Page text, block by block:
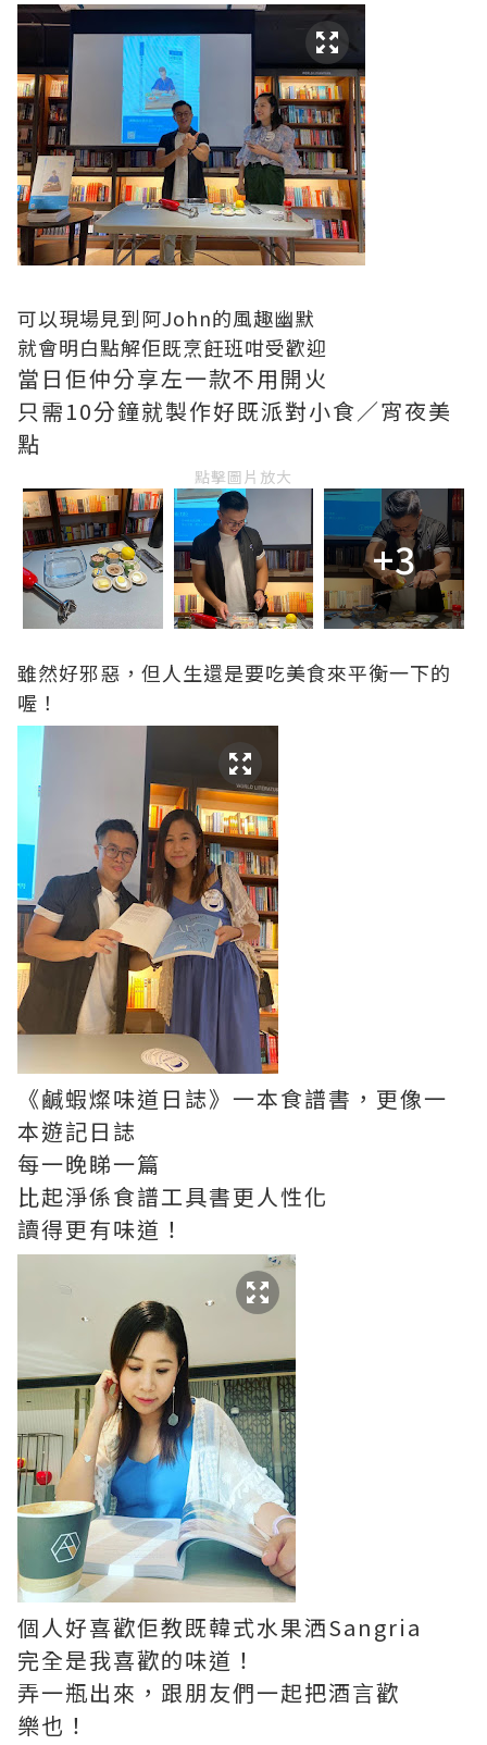
可以現場見到阿John的風趣幽默
就會明白點解佢既烹飪班咁受歡迎
當日佢仲分享左一款不用開火
只需10分鐘就製作好既派對小食／宵夜美
點
點擊圖片放大
+3
雖然好邪惡，但人生還是要吃美食來平衡一下的
喔！
《鹹蝦燦味道日誌》一本食譜書，更像一
本遊記日誌
每一晚睇一篇
比起淨係食譜工具書更人性化
讀得更有味道！
個人好喜歡佢教既韓式水果洒Sangria
完全是我喜歡的味道！
弄一瓶出來，跟朋友們一起把酒言歡
樂也！